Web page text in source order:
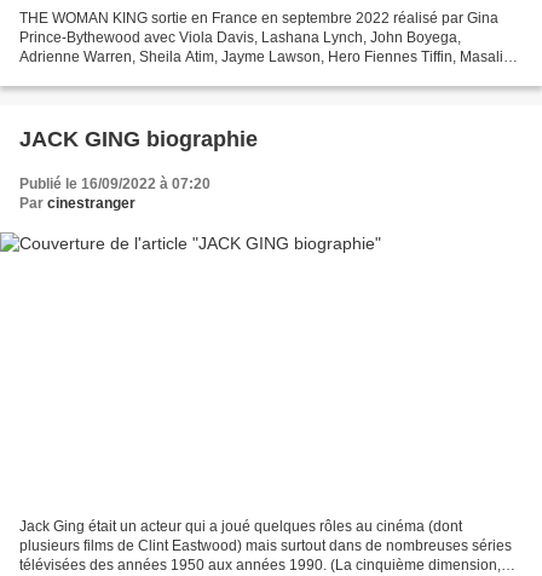
THE WOMAN KING sortie en France en septembre 2022 réalisé par Gina
Prince-Bythewood avec Viola Davis, Lashana Lynch, John Boyega,
Adrienne Warren, Sheila Atim, Jayme Lawson, Hero Fiennes Tiffin, Masali
JACK GING biographie
Publié le 16/09/2022 à 07:20
Par cinestranger
Jack Ging était un acteur qui a joué quelques rôles au cinéma (dont
plusieurs films de Clint Eastwood) mais surtout dans de nombreuses séries
télévisées des années 1950 aux années 1990. (La cinquième dimension,